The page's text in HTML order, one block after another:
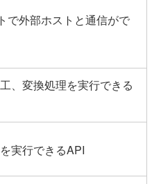
で外部ホストと通信がで
、変換処理を実行できる
実行できるAPI